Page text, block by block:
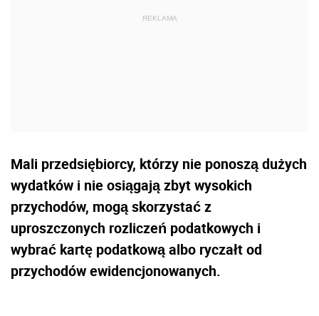
Mali przedsiębiorcy, którzy nie ponoszą dużych
wydatków i nie osiągają zbyt wysokich
przychodów, mogą skorzystać z
uproszczonych rozliczeń podatkowych i
wybrać kartę podatkową albo ryczałt od
przychodów ewidencjonowanych.